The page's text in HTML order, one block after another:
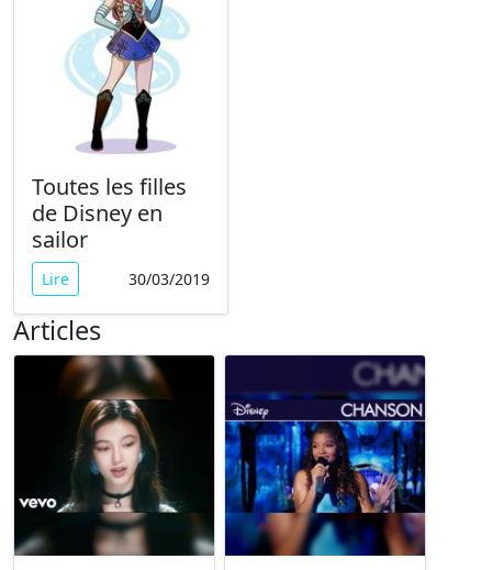
Toutes les filles
de Disney en
sailor
Lire 30/03/2019
Articles